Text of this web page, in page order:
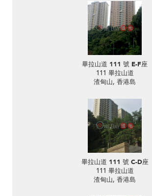
畢拉山道 111 號 E-F座
111 畢拉山道
渣甸山, 香港島
畢拉山道 111 號 C-D座
111 畢拉山道
渣甸山, 香港島